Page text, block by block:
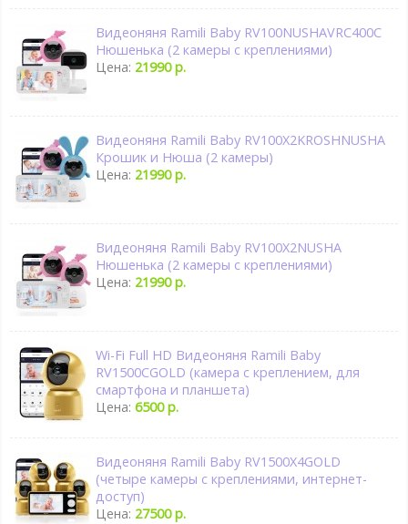
Видеоняня Ramili Baby RV100NUSHAVRC400C
Нюшенька (2 камеры с креплениями)
Цена: 21990 р.
Видеоняня Ramili Baby RV100X2KROSHNUSHA
Крошик и Нюша (2 камеры)
Цена: 21990 р.
Видеоняня Ramili Baby RV100X2NUSHA
Нюшенька (2 камеры с креплениями)
Цена: 21990 р.
Wi-Fi Full HD Видеоняня Ramili Baby
RV1500CGOLD (камера с креплением, для
смартфона и планшета)
Цена:6500 р.
Видеоняня Ramili Baby RV1500X4GOLD
(четыре камеры с креплениями, интернет-
доступ)
Цена: 27500 р.